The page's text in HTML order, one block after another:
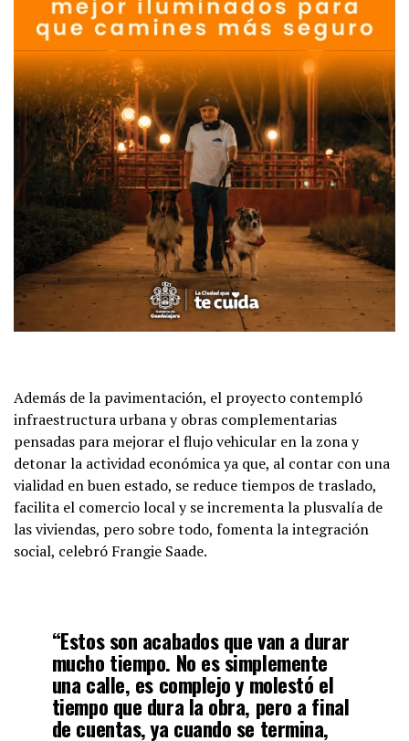
Además de la pavimentación, el proyecto contempló
infraestructura urbana y obras complementarias
pensadas para mejorar el flujo vehicular en la zona y
detonar la actividad económica ya que, al contar con una
vialidad en buen estado, se reduce tiempos de traslado,
facilita el comercio local y se incrementa la plusvalía de
las viviendas, pero sobre todo, fomenta la integración
social, celebró Frangie Saade.
“Estos son acabados que van a durar
mucho tiempo. No es simplemente
una calle, es complejo y molestó el
tiempo que dura la obra, pero a final
de cuentas, ya cuando se termina,